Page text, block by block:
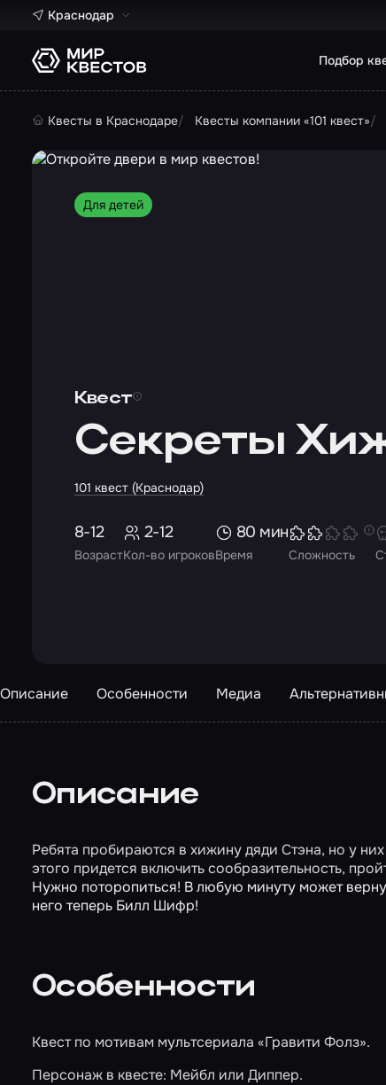
Краснодар
Подбор
Квесты в Краснодаре Квесты компании «101 квест»
Для детей
Квест
Секреты
101 квест (Краснодар)
Возраст
8-12
Кол-во игроков
2-12
Время
80 мин
Сложность
Описание Особенности Медиа
Описание
Ребята пробираются в хижину дяди Стэна, но у
этого придется включить сообразительность,
Нужно поторопиться! В любую минуту может
него теперь Билл Шифр!
Особенности
Квест по мотивам мультсериала «Гравити Фолз».
Персонаж в квесте: Мейбл или Диппер.